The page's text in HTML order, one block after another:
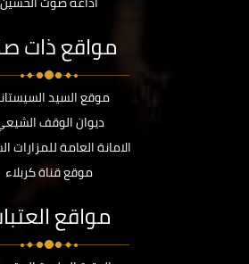
مواقع ذات
موقع السيد
ديوان الوقف
الامانة العامة للمزارات
موقع قناة كربلاء
مواقع